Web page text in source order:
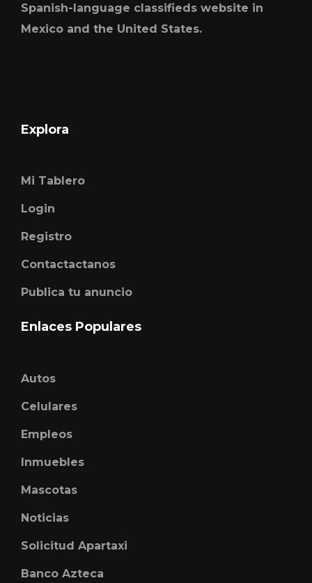
Spanish-language classifieds website in
Mexico and the United States.
Explora
Mi Tablero
Login
Registro
Contactactanos
Publica tu anuncio
Enlaces Populares
Autos
Celulares
Empleos
Inmuebles
Mascotas
Noticias
Solicitud Apartaxi
Banco Azteca